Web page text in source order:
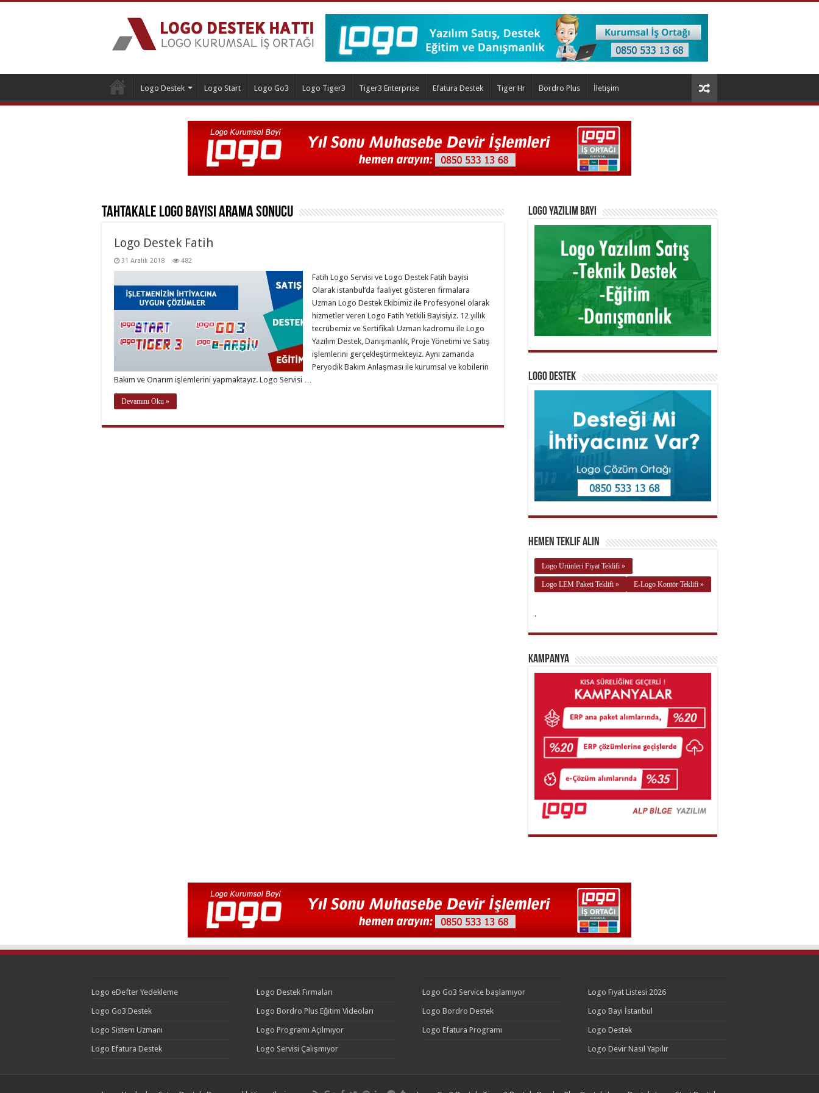
Logo Destek Logo Start Logo Go3 Logo Tiger3 Tiger3 Enterprise Efatura Destek Tiger Hr Bordro Plus İletişim
Tahtakale Logo BayisiArama Sonucu
Logo Destek Fatih
31 Aralık 2018 482
Fatih Logo Servisi ve Logo Destek Fatih bayisi
Olarak istanbul‘da faaliyet gösteren firmalara
Uzman Logo Destek Ekibimiz ile Profesyonel olarak
hizmetler veren Logo Fatih Yetkili Bayisiyiz. 12 yıllık
tecrübemiz ve Sertifikalı Uzman kadromu ile Logo
Yazılım Destek, Danışmanlık, Proje Yönetimi ve Satış
işlemlerini gerçekleştirmekteyiz. Aynı zamanda
Peryodik Bakım Anlaşması ile kurumsal ve kobilerin
Bakım ve Onarım işlemlerini yapmaktayız. Logo Servisi …
Devamını Oku »
Logo Yazılım Bayi
Logo Destek
Hemen Teklif Alın
Logo Ürünleri Fiyat Teklifi »
Logo LEM Paketi Teklifi » E-Logo Kontör Teklifi »
.
Kampanya
Logo eDefter Yedekleme
Logo Go3 Destek
Logo Sistem Uzmanı
Logo Efatura Destek
Logo Destek Firmaları
Logo Bordro Plus Eğitim Videoları
Logo Programı Açılmıyor
Logo Servisi Çalışmıyor
Logo Go3 Service başlamıyor
Logo Bordro Destek
Logo Efatura Programı
Logo Fiyat Listesi 2026
Logo Bayi İstanbul
Logo Destek
Logo Devir Nasıl Yapılır